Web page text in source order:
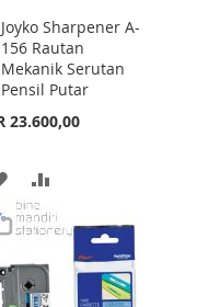
Joyko Sharpener A-
156 Rautan
Mekanik Serutan
Pensil Putar
23.600,00
Add
to
Cart
ADD
TO
LIST
TO
COMPARE